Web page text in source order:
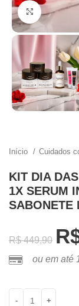
Clique
Início Cuidados
KIT DIA
1X SERUM
SABONETE
R$449,90
ou em até